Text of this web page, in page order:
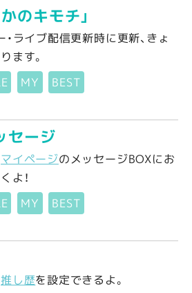
のキモチ」
・ライブ配信更新時に更新、きょ
ます。
MY BEST
セージ
マイページのメッセージBOXにお
よ！
MY BEST
推し歴を設定できるよ。